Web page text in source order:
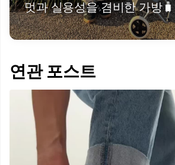
멋과 실용성을 겸비한 가방🧳
연관 포스트